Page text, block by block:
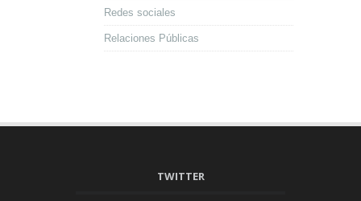
Redes sociales
Relaciones Públicas
TWITTER